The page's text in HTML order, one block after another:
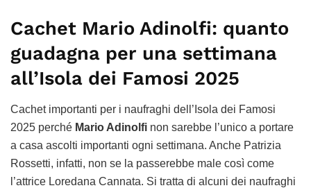
Cachet Mario Adinolfi: quanto
guadagna per una settimana
all’Isola dei Famosi 2025
Cachet importanti per i naufraghi dell’Isola dei Famosi
2025 perché Mario Adinolfi non sarebbe l’unico a portare
a casa ascolti importanti ogni settimana. Anche Patrizia
Rossetti, infatti, non se la passerebbe male così come
l’attrice Loredana Cannata. Si tratta di alcuni dei naufraghi